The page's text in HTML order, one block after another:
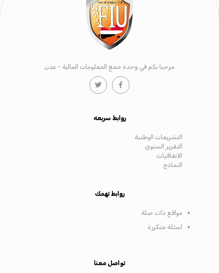
مرحبا بكم في وحدة جمع المعلومات المالية - عدن
روابط سريعه
التشريعات الوطنية
التقرير السنوي
الاتفاقيات
النماذج
روابط تهمك
مواقع ذات صلة
اسئلة متكررة
تواصل معنا